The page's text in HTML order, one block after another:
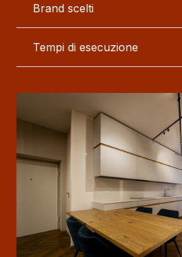
Brand scelti
Tempi di esecuzione